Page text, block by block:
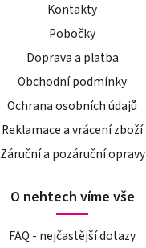
Kontakty
Pobočky
Doprava a platba
Obchodní podmínky
Ochrana osobních údajů
Reklamace a vrácení zboží
Záruční a pozáruční opravy
O nehtech víme vše
FAQ - nejčastější dotazy